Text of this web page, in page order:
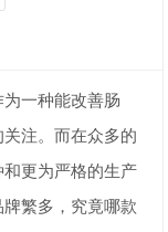
一种能改善肠
注。而在众多的
更为严格的生产
繁多，究竟哪款